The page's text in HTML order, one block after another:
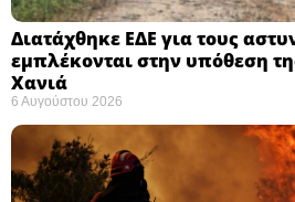
Διατάχθηκε ΕΔΕ για τους
εμπλέκονται στην υπόθεση
Χανιά
6 Αυγούστου 2026